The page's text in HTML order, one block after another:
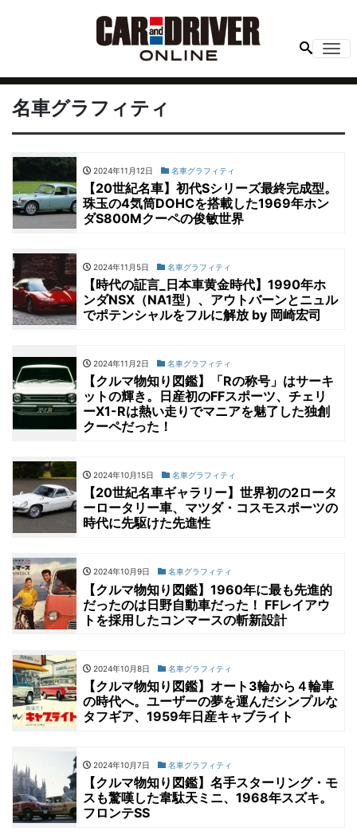
名車グラフィティ
2024年11月12日 名車グラフィティ
【20世紀名車】初代Sシリーズ最終完成型。
珠玉の4気筒DOHCを搭載した1969年ホン
ダS800Mクーペの俊敏世界
2024年11月5日 名車グラフィティ
【時代の証言_日本車黄金時代】1990年ホ
ンダNSX（NA1型）、アウトバーンとニュル
でポテンシャルをフルに解放 by 岡崎宏司
2024年11月2日 名車グラフィティ
【クルマ物知り図鑑】「Rの称号」はサーキ
ットの輝き。日産初のFFスポーツ、チェリ
ーX1-Rは熱い走りでマニアを魅了した独創
クーペだった！
2024年10月15日 名車グラフィティ
【20世紀名車ギャラリー】世界初の2ロータ
ーロータリー車、マツダ・コスモスポーツの
時代に先駆けた先進性
2024年10月9日 名車グラフィティ
【クルマ物知り図鑑】1960年に最も先進的
だったのは日野自動車だった！ FFレイアウ
トを採用したコンマースの斬新設計
2024年10月8日 名車グラフィティ
【クルマ物知り図鑑】オート3輪から４輪車
の時代へ。ユーザーの夢を運んだシンプルな
タフギア、1959年日産キャブライト
2024年10月7日 名車グラフィティ
【クルマ物知り図鑑】名手スターリング・モ
スも驚嘆した韋駄天ミニ、1968年スズキ。
フロンテSS